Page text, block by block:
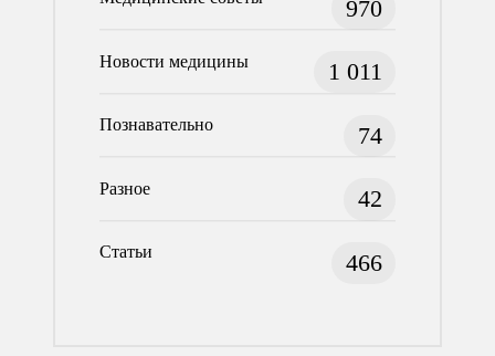
970
Новости медицины 1 011
Познавательно 74
Разное 42
Статьи 466